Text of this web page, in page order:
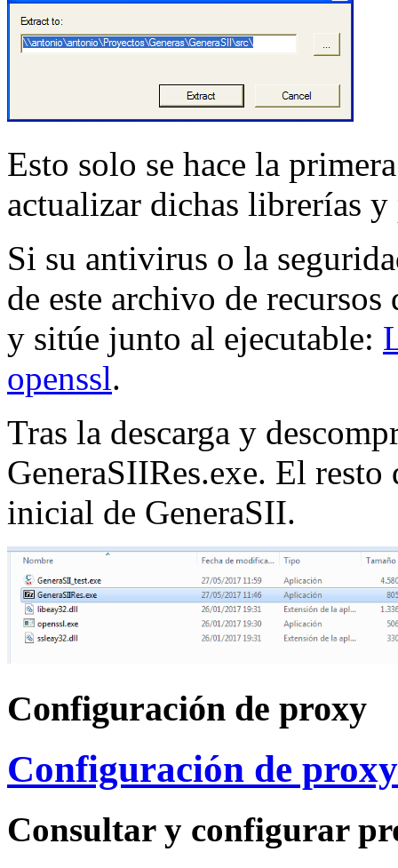
Esto solo se hace la
actualizar dichas librerías
Si su antivirus o la
de este archivo de
y sitúe junto al ejecutable:
openssl.
Tras la descarga y
GeneraSIIRes.exe. El
inicial de GeneraSII.
Configuración de proxy
Configuración de proxy
Consultar y configurar